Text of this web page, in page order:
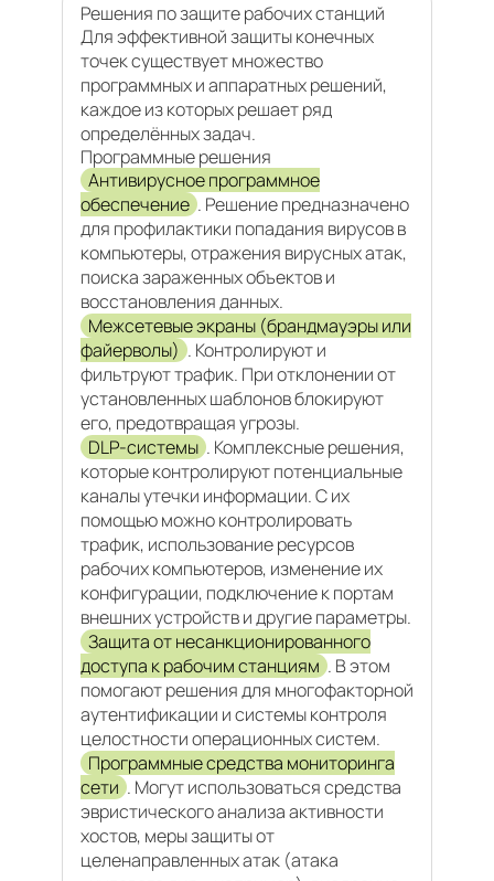
Решения по защите рабочих станций
Для эффективной защиты конечных
точек существует множество
программных и аппаратных решений,
каждое из которых решает ряд
определённых задач.
Программные решения
Антивирусное программное
обеспечение . Решение предназначено
для профилактики попадания вирусов в
компьютеры, отражения вирусных атак,
поиска зараженных объектов и
восстановления данных.
Межсетевые экраны (брандмауэры или
файерволы) . Контролируют и
фильтруют трафик. При отклонении от
установленных шаблонов блокируют
его, предотвращая угрозы.
DLP-системы . Комплексные решения,
которые контролируют потенциальные
каналы утечки информации. С их
помощью можно контролировать
трафик, использование ресурсов
рабочих компьютеров, изменение их
конфигурации, подключение к портам
внешних устройств и другие параметры.
Защита от несанкционированного
доступа к рабочим станциям . В этом
помогают решения для многофакторной
аутентификации и системы контроля
целостности операционных систем.
Программные средства мониторинга
сети . Могут использоваться средства
эвристического анализа активности
хостов, меры защиты от
целенаправленных атак (атака